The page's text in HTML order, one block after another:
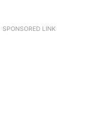
SPONSORED LINK